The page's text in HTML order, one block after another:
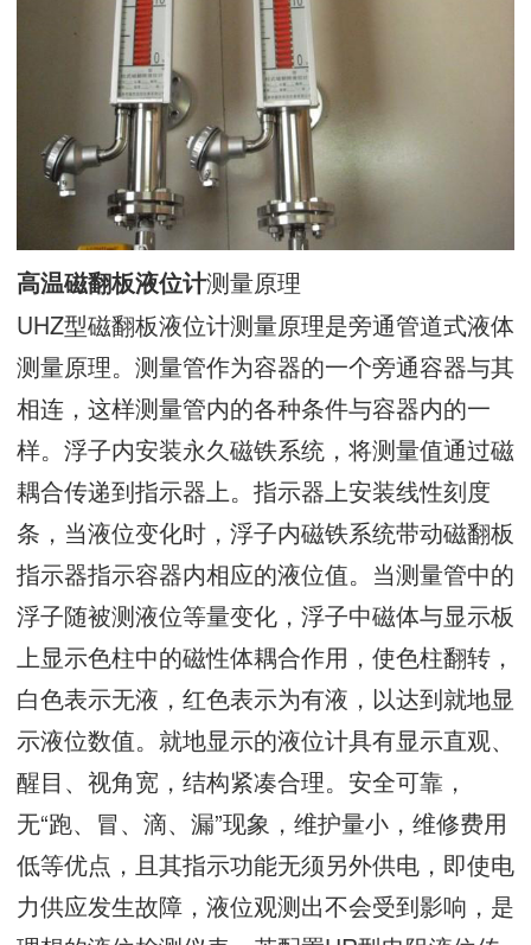
高温磁翻板液位计测量原理
UHZ型磁翻板液位计测量原理是旁通管道式液体
测量原理。测量管作为容器的一个旁通容器与其
相连，这样测量管内的各种条件与容器内的一
样。浮子内安装永久磁铁系统，将测量值通过磁
耦合传递到指示器上。指示器上安装线性刻度
条，当液位变化时，浮子内磁铁系统带动磁翻板
指示器指示容器内相应的液位值。当测量管中的
浮子随被测液位等量变化，浮子中磁体与显示板
上显示色柱中的磁性体耦合作用，使色柱翻转，
白色表示无液，红色表示为有液，以达到就地显
示液位数值。就地显示的液位计具有显示直观、
醒目、视角宽，结构紧凑合理。安全可靠，
无“跑、冒、滴、漏”现象，维护量小，维修费用
低等优点，且其指示功能无须另外供电，即使电
力供应发生故障，液位观测出不会受到影响，是